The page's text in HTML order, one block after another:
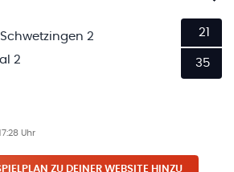
2
2
21
35
Uhr
ZU DEINER WEBSITE HINZU